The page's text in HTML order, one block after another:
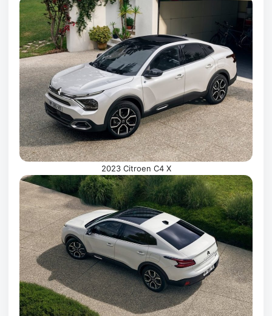
2023 Citroen C4 X